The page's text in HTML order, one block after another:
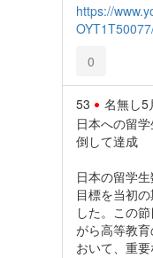
https://
0
53 名無し5
日本への留
倒して達成
日本の留学
目標を当初
した。この
がら高等教
おいて、重要